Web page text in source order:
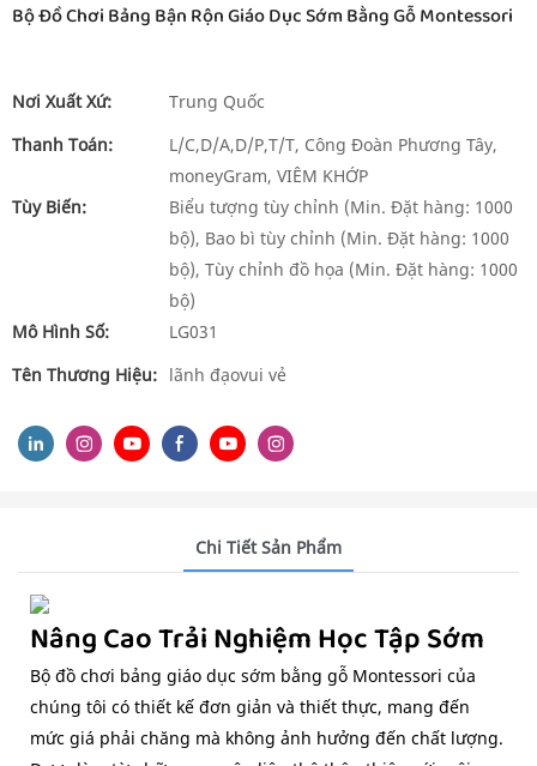
Bộ Đồ Chơi Bảng Bận Rộn Giáo Dục Sớm Bằng Gỗ Montessori
Nơi Xuất Xứ:
Trung Quốc
Thanh Toán:
L/C,D/A,D/P,T/T, Công Đoàn Phương Tây,
moneyGram, VIÊM KHỚP
Tùy Biến:
Biểu tượng tùy chỉnh (Min. Đặt hàng: 1000
bộ), Bao bì tùy chỉnh (Min. Đặt hàng: 1000
bộ), Tùy chỉnh đồ họa (Min. Đặt hàng: 1000
bộ)
Mô Hình Số:
LG031
Tên Thương Hiệu: lãnh đạovui vẻ
Chi Tiết Sản Phẩm
Nâng Cao Trải Nghiệm Học Tập Sớm
Bộ đồ chơi bảng giáo dục sớm bằng gỗ Montessori của
chúng tôi có thiết kế đơn giản và thiết thực, mang đến
mức giá phải chăng mà không ảnh hưởng đến chất lượng.